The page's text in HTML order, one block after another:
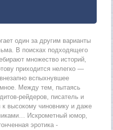
один за другим варианты
В поисках подходящего
множество историй,
приходится нелегко —
вспыхнувшее
Между тем, пытаясь
рейдеров, писатель и
высокому чиновнику и даже
Искрометный юмор,
эротика -